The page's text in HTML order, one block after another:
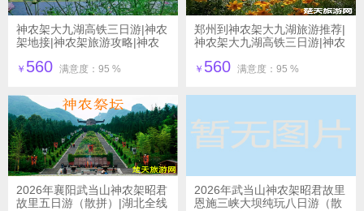
神农架大九湖高铁三日游|神农
架地接|神农架旅游攻略|神农
￥ 560 满意度：95 %
郑州到神农架大九湖旅游推荐|
神农架大九湖高铁三日游|神农
哪|神农架旅行社
￥ 560 满意度：95 %
2026年襄阳武当山神农架昭君
故里五日游（散拼）|湖北全线
2026年武当山神农架昭君故里
恩施三峡大坝纯玩八日游（散